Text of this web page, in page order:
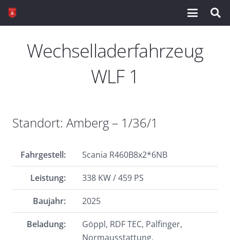
Wechselladerfahrzeug
WLF 1
Standort: Amberg – 1/36/1
Fahrgestell: Scania R460B8x2*6NB
Leistung: 338 KW / 459 PS
Baujahr: 2025
Beladung:
Göppl, RDF TEC, Palfinger,
Normausstattung,